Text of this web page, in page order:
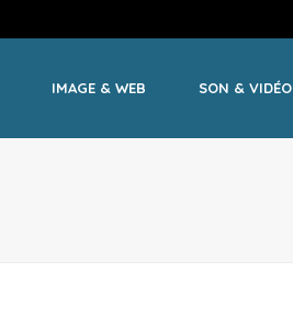
IMAGE & WEB SON & VIDÉO